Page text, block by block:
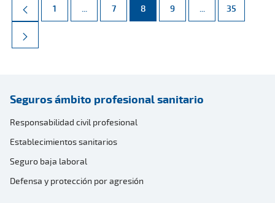
Página
1 ... Páginas intermedias Use TAB para desplazarse.
Página
7 Página
8 Página
9 ... Páginas
Página
35
Seguros ámbito profesional sanitario
Responsabilidad civil profesional
Establecimientos sanitarios
Seguro baja laboral
Defensa y protección por agresión